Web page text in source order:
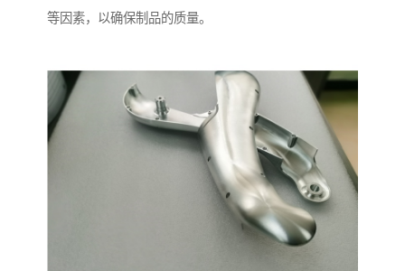
等因素，以确保制品的质量。